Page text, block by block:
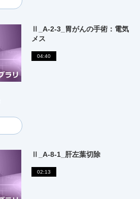
Ⅱ_A-2-3_胃がんの手術：電気
メス
04:40
Ⅱ_A-8-1_肝左葉切除
02:13